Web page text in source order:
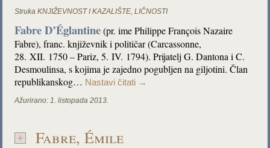
Struka KNJIŽEVNOST I KAZALIŠTE,LIČNOSTI
Fabre D’Églantine(pr. ime Philippe François Nazaire
Fabre), franc. književnik i političar (Carcassonne,
28. XII. 1750 – Pariz, 5. IV. 1794). Prijatelj G. Dantona i C.
Desmoulinsa, s kojima je zajedno pogubljen na giljotini. Član
republikanskog… Nastavi čitati →
Ažurirano: 1. listopada 2013.
Fabre, Émile